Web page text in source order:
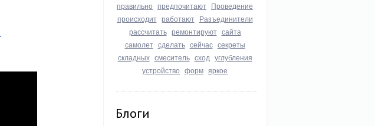
правильно предпочитают Проведение
происходит работают Разъединители
рассчитать ремонтируют сайта
самолет сделать сейчас секреты
складных смеситель сход углубления
устройство форм яркое
Блоги